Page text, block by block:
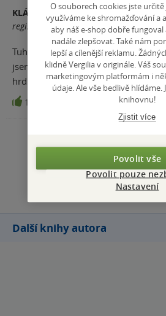
KLÁRA KONEČNÁ
registrovaný uživatel
Tuhle knihu jsem četla na
jsem s ní spokojená. Bylo zajímavé
hrdinky. Kniha se čte opravdu sama.
10 Kniha,
Přidat
Další knihy autora
O souborech cookies jste určitě
využíváme ke shromažďování a
aby náš e-shop dobře
nadále zlepšovat. Také nám
lepší a cílenější reklamu.
klidně Vergilia v originále. Váš
marketingovým platformám i
údaje. Ale vše bedlivě hlídáme.
knihovnu!
Zjistit více
Povolit vše
Povolit pouze
Nastavení